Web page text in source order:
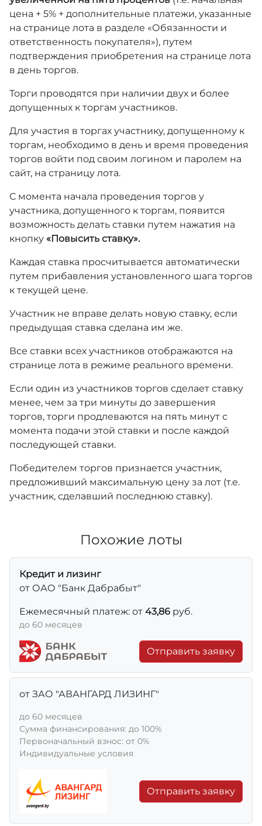
цена + 5% + дополнительные платежи, указанные
на странице лота в разделе «Обязанности и
ответственность покупателя»), путем
подтверждения приобретения на странице лота
в день торгов.
Торги проводятся при наличии двух и более
допущенных к торгам участников.
Для участия в торгах участнику, допущенному к
торгам, необходимо в день и время проведения
торгов войти под своим логином и паролем на
сайт, на страницу лота.
С момента начала проведения торгов у
участника, допущенного к торгам, появится
возможность делать ставки путем нажатия на
кнопку «Повысить ставку».
Каждая ставка просчитывается автоматически
путем прибавления установленного шага торгов
к текущей цене.
Участник не вправе делать новую ставку, если
предыдущая ставка сделана им же.
Все ставки всех участников отображаются на
странице лота в режиме реального времени.
Если один из участников торгов сделает ставку
менее, чем за три минуты до завершения
торгов, торги продлеваются на пять минут с
момента подачи этой ставки и после каждой
последующей ставки.
Победителем торгов признается участник,
предложивший максимальную цену за лот (т.е.
участник, сделавший последнюю ставку).
Похожие лоты
Кредит и лизинг
от ОАО "Банк Дабрабыт"
Ежемесячный платеж: от 43,86 руб.
до 60 месяцев
Отправить заявку
от ЗАО "АВАНГАРД ЛИЗИНГ"
до 60 месяцев
Сумма финансирования: до 100%
Первоначальный взнос: от 0%
Индивидуальные условия
Отправить заявку